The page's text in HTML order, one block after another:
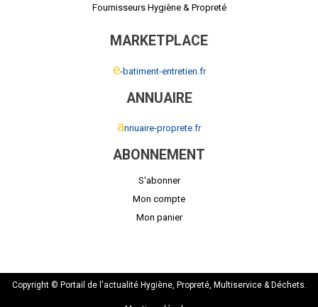
Fournisseurs Hygiène & Propreté
MARKETPLACE
e-batiment-entretien.fr
ANNUAIRE
annuaire-proprete.fr
ABONNEMENT
S'abonner
Mon compte
Mon panier
Copyright © Portail de l'actualité Hygiène, Propreté, Multiservice & Déchets.